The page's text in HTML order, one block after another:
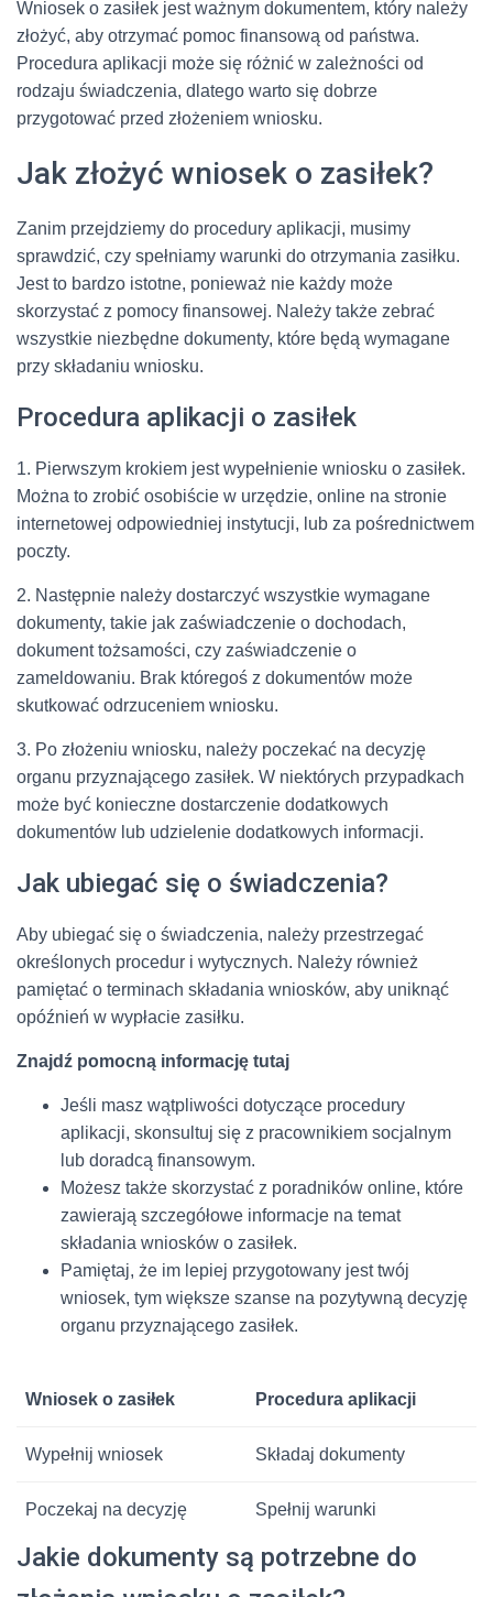
Wniosek o zasiłek jest ważnym dokumentem, który należy
złożyć, aby otrzymać pomoc finansową od państwa.
Procedura aplikacji może się różnić w zależności od
rodzaju świadczenia, dlatego warto się dobrze
przygotować przed złożeniem wniosku.
Jak złożyć wniosek o zasiłek?
Zanim przejdziemy do procedury aplikacji, musimy
sprawdzić, czy spełniamy warunki do otrzymania zasiłku.
Jest to bardzo istotne, ponieważ nie każdy może
skorzystać z pomocy finansowej. Należy także zebrać
wszystkie niezbędne dokumenty, które będą wymagane
przy składaniu wniosku.
Procedura aplikacji o zasiłek
1. Pierwszym krokiem jest wypełnienie wniosku o zasiłek.
Można to zrobić osobiście w urzędzie, online na stronie
internetowej odpowiedniej instytucji, lub za pośrednictwem
poczty.
2. Następnie należy dostarczyć wszystkie wymagane
dokumenty, takie jak zaświadczenie o dochodach,
dokument tożsamości, czy zaświadczenie o
zameldowaniu. Brak któregoś z dokumentów może
skutkować odrzuceniem wniosku.
3. Po złożeniu wniosku, należy poczekać na decyzję
organu przyznającego zasiłek. W niektórych przypadkach
może być konieczne dostarczenie dodatkowych
dokumentów lub udzielenie dodatkowych informacji.
Jak ubiegać się o świadczenia?
Aby ubiegać się o świadczenia, należy przestrzegać
określonych procedur i wytycznych. Należy również
pamiętać o terminach składania wniosków, aby uniknąć
opóźnień w wypłacie zasiłku.
Znajdź pomocną informację tutaj
Jeśli masz wątpliwości dotyczące procedury
aplikacji, skonsultuj się z pracownikiem socjalnym
lub doradcą finansowym.
Możesz także skorzystać z poradników online, które
zawierają szczegółowe informacje na temat
składania wniosków o zasiłek.
Pamiętaj, że im lepiej przygotowany jest twój
wniosek, tym większe szanse na pozytywną decyzję
organu przyznającego zasiłek.
Wniosek o zasiłek Procedura aplikacji
Wypełnij wniosek Składaj dokumenty
Poczekaj na decyzję Spełnij warunki
Jakie dokumenty są potrzebne do